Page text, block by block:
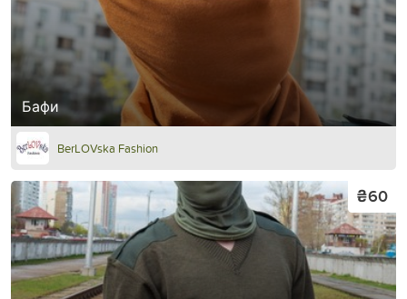
Бафи
BerLOVska Fashion
₴60